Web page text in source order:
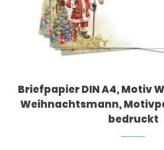
Briefpapier DIN A4, Motiv
Weihnachtsmann,
bedruckt